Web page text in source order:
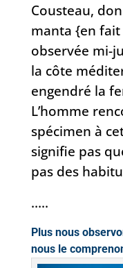
Cousteau,
manta {en
observée mi-
la côte
engendré la
L’homme
spécimen à
signifie pas
pas des
…..
Plus nous
nous le